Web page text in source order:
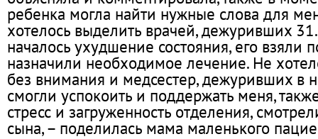
ребенка могла найти нужные слова для
хотелось выделить врачей, дежуривших
началось ухудшение состояния, его взяли
назначили необходимое лечение. Не
без внимания и медсестер, дежуривших в
смогли успокоить и поддержать меня,
стресс и загруженность отделения,
сына, – поделилась мама маленького